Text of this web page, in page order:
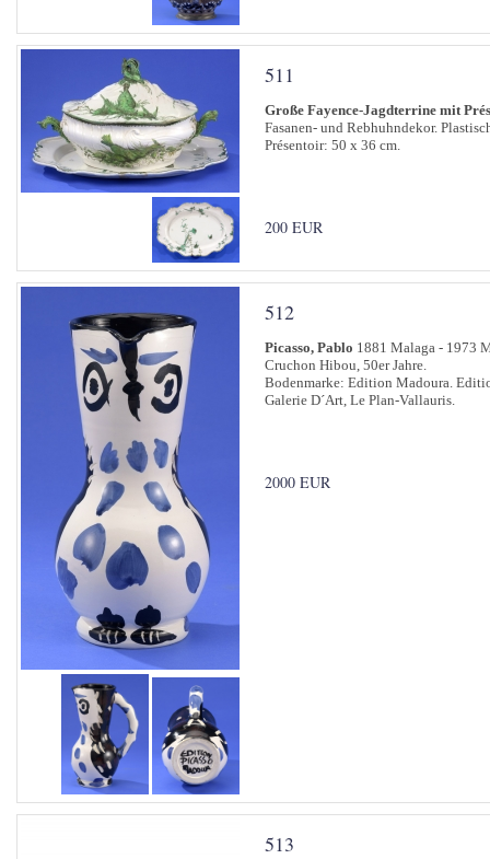
511
Große Fayence-Jagdterrine mit
Fasanen- und Rebhuhndekor.
Présentoir: 50 x 36 cm.
200 EUR
512
Picasso, Pablo 1881 Malaga - 1973
Cruchon Hibou, 50er Jahre.
Bodenmarke: Edition Madoura.
Galerie D´Art, Le Plan-Vallauris.
2000 EUR
513